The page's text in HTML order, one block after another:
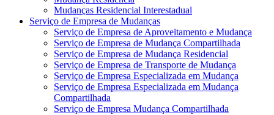
Mudanças Residencial Interestadual
Serviço de Empresa de Mudanças
Serviço de Empresa de Aproveitamento e Mudança
Serviço de Empresa de Mudança Compartilhada
Serviço de Empresa de Mudança Residencial
Serviço de Empresa de Transporte de Mudança
Serviço de Empresa Especializada em Mudança
Serviço de Empresa Especializada em Mudança
Compartilhada
Serviço de Empresa Mudança Compartilhada